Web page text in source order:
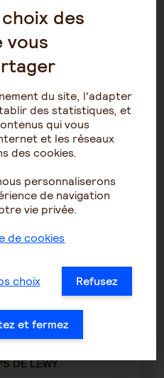
logopénique en
22:25
DE LEWY
des
vous
du site, l'adapter
des statistiques, et
qui vous
et les réseaux
des cookies.
personnaliserons
de navigation
vie privée.
de cookies
choix Refusez
et fermez